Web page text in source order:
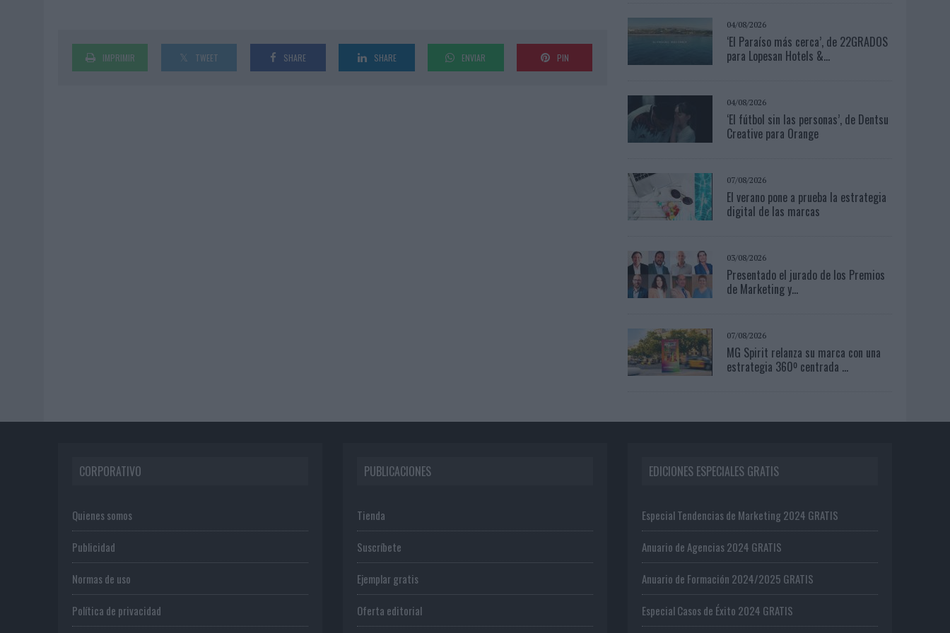
IMPRIMIR TWEET SHARE SHARE ENVIAR PIN
04/08/2026
‘El Paraíso más cerca’, de 22GRADOS
para Lopesan Hotels &...
04/08/2026
‘El fútbol sin las personas’, de Dentsu
Creative para Orange
07/08/2026
El verano pone a prueba la estrategia
digital de las marcas
03/08/2026
Presentado el jurado de los Premios
de Marketing y...
07/08/2026
MG Spirit relanza su marca con una
estrategia 360º centrada ...
CORPORATIVO
Quienes somos
Publicidad
Normas de uso
Política de privacidad
PUBLICACIONES
Tienda
Suscríbete
Ejemplar gratis
Oferta editorial
EDICIONES ESPECIALES GRATIS
Especial Tendencias de Marketing 2024 GRATIS
Anuario de Agencias 2024 GRATIS
Anuario de Formación 2024/2025 GRATIS
Especial Casos de Éxito 2024 GRATIS